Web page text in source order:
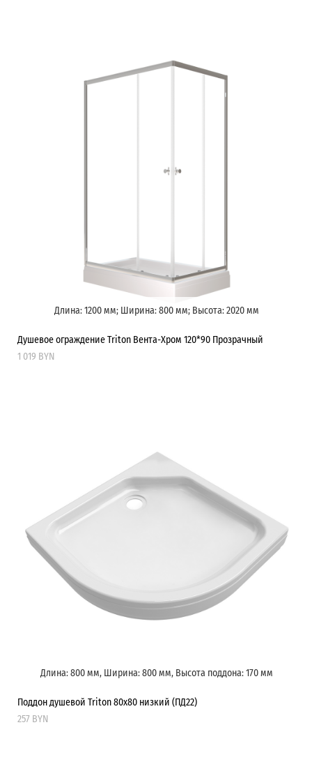
Длина: 1200 мм; Ширина: 800 мм; Высота: 2020 мм
Душевое ограждение Triton Вента-Хром 120*90 Прозрачный
1 019 BYN
Длина: 800 мм, Ширина: 800 мм, Высота поддона: 170 мм
Поддон душевой Triton 80х80 низкий (ПД22)
257 BYN